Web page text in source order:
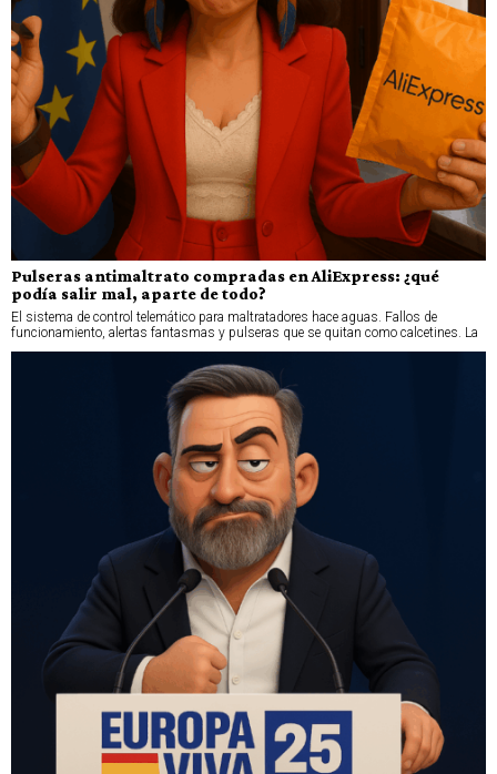
Pulseras antimaltrato compradas en AliExpress: ¿qué
podía salir mal, aparte de todo?
El sistema de control telemático para maltratadores hace aguas. Fallos de
funcionamiento, alertas fantasmas y pulseras que se quitan como calcetines. La